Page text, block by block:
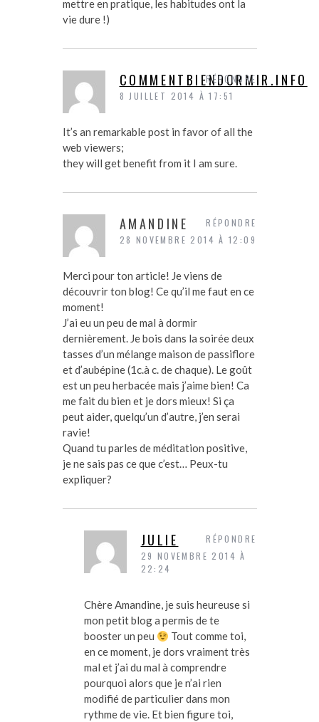
mettre en pratique, les habitudes ont la
vie dure !)
COMMENTBIENDORMIR.INFO
8 JUILLET 2014 À 17:51
It’s an remarkable post in favor of all the
web viewers;
they will get benefit from it I am sure.
RÉPONDRE
AMANDINE
28 NOVEMBRE 2014 À 12:09
Merci pour ton article! Je viens de
découvrir ton blog! Ce qu’il me faut en ce
moment!
J’ai eu un peu de mal à dormir
dernièrement. Je bois dans la soirée deux
tasses d’un mélange maison de passiflore
et d’aubépine (1c.à c. de chaque). Le goût
est un peu herbacée mais j’aime bien! Ca
me fait du bien et je dors mieux! Si ça
peut aider, quelqu’un d’autre, j’en serai
ravie!
Quand tu parles de méditation positive,
je ne sais pas ce que c’est… Peux-tu
expliquer?
RÉPONDRE
JULIE
29 NOVEMBRE 2014 À
22:24
Chère Amandine, je suis heureuse si
mon petit blog a permis de te
booster un peu
Tout comme toi,
en ce moment, je dors vraiment très
mal et j’ai du mal à comprendre
pourquoi alors que je n’ai rien
modifié de particulier dans mon
rythme de vie. Et bien figure toi,
RÉPONDRE